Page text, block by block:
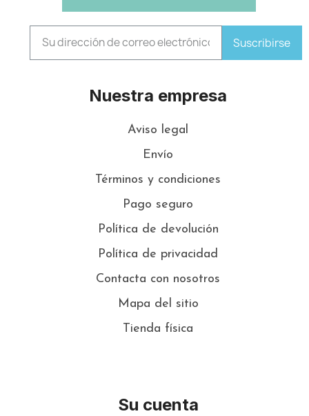
Suscribirse
Nuestra empresa
Aviso legal
Envío
Términos y condiciones
Pago seguro
Política de devolución
Política de privacidad
Contacta con nosotros
Mapa del sitio
Tienda física
Su cuenta